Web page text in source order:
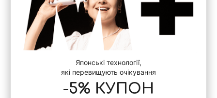
Японські технології,
які перевищують очікування
-5% КУПОН